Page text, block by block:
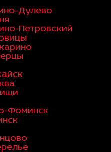
Дулево
Петровский
Фоминск